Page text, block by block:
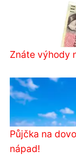
Znáte výhody
Půjčka na
nápad!